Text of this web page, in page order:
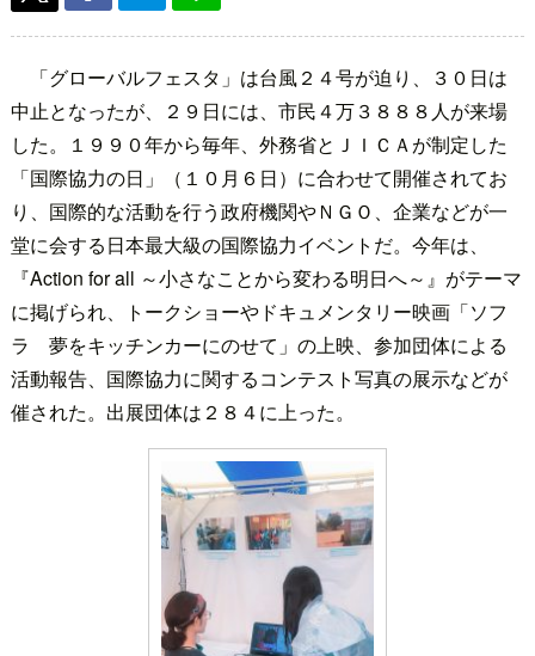
「グローバルフェスタ」は台風２４号が迫り、３０日は
中止となったが、２９日には、市民４万３８８８人が来場
した。１９９０年から毎年、外務省とＪＩＣＡが制定した
「国際協力の日」（１０月６日）に合わせて開催されてお
り、国際的な活動を行う政府機関やＮＧＯ、企業などが一
堂に会する日本最大級の国際協力イベントだ。今年は、
『Action for all ～小さなことから変わる明日へ～』がテーマ
に掲げられ、トークショーやドキュメンタリー映画「ソフ
ラ 夢をキッチンカーにのせて」の上映、参加団体による
活動報告、国際協力に関するコンテスト写真の展示などが
催された。出展団体は２８４に上った。